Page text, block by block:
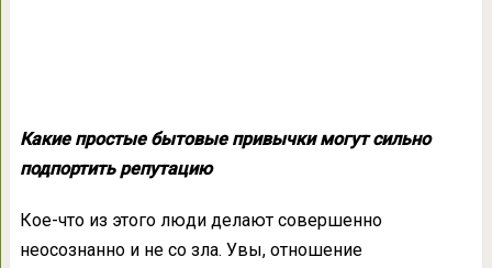
Какие простые бытовые привычки могут сильно
подпортить репутацию
Кое-что из этого люди делают совершенно
неосознанно и не со зла. Увы, отношение